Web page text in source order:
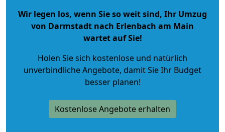
Wir legen los, wenn Sie so weit sind, Ihr Umzug
von Darmstadt nach Erlenbach am Main
wartet auf Sie!
Holen Sie sich kostenlose und natürlich
unverbindliche Angebote, damit Sie Ihr Budget
besser planen!
Kostenlose Angebote erhalten